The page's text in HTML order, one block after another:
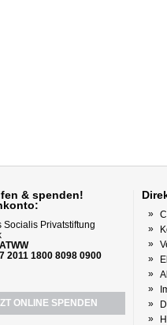
& spenden!
Socialis Privatstiftung
2011 1800 8098 0900
ONLINE SPENDEN